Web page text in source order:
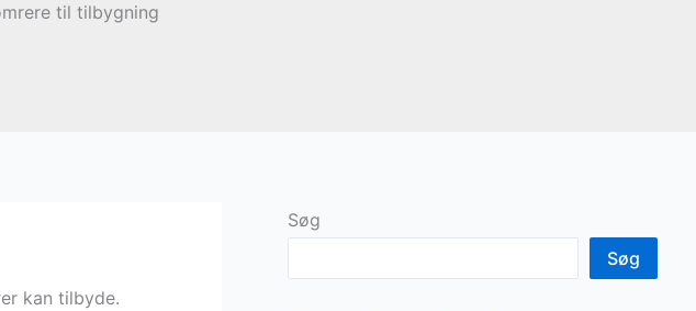
til tilbygning
kan tilbyde.
Søg
Søg